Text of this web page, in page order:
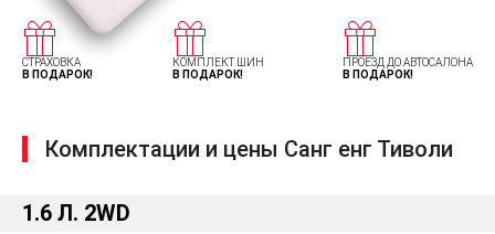
СТРАХОВКА
В ПОДАРОК!
КОМПЛЕКТ ШИН
В ПОДАРОК!
ПРОЕЗД ДО АВТОСАЛОНА
В ПОДАРОК!
Комплектации и цены Санг енг Тиволи
1.6 Л. 2WD